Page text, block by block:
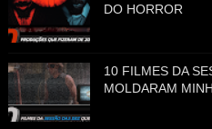
DO HORROR
10 FILMES DA
MOLDARAM